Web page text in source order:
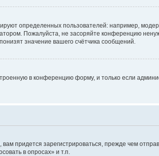
определенных пользователей: например,
Пожалуйста, не засоряйте конференцию
значение вашего счётчика сообщений.
в конференцию форму, и только если
придется зарегистрироваться, прежде чем
в опросах» и т.п.